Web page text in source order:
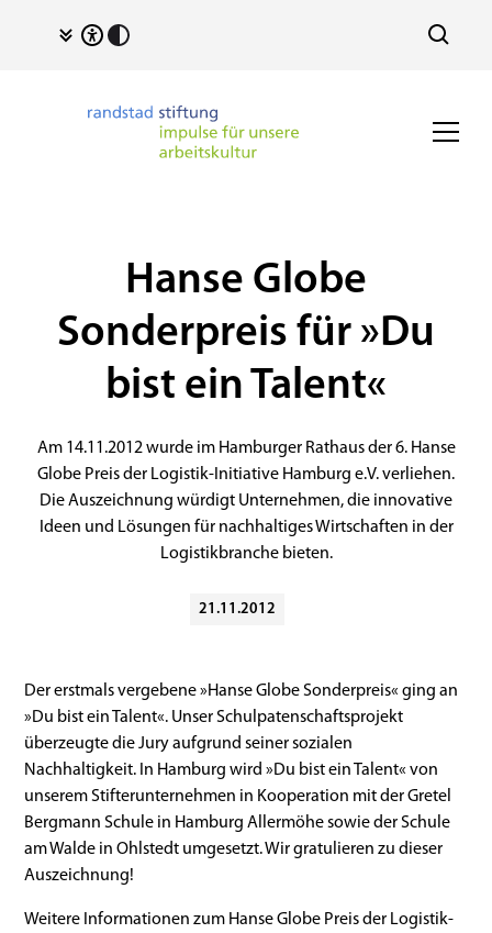
Hanse Globe
Sonderpreis für »Du
bist ein Talent«
Am 14.11.2012 wurde im Hamburger Rathaus der 6. Hanse
Globe Preis der Logistik-Initiative Hamburg e.V. verliehen.
Die Auszeichnung würdigt Unternehmen, die innovative
Ideen und Lösungen für nachhaltiges Wirtschaften in der
Logistikbranche bieten.
21 .11 .2012
Der erstmals vergebene »Hanse Globe Sonderpreis« ging an
»Du bist ein Talent«. Unser Schulpatenschaftsprojekt
überzeugte die Jury aufgrund seiner sozialen
Nachhaltigkeit. In Hamburg wird »Du bist ein Talent« von
unserem Stifterunternehmen in Kooperation mit der Gretel
Bergmann Schule in Hamburg Allermöhe sowie der Schule
am Walde in Ohlstedt umgesetzt. Wir gratulieren zu dieser
Auszeichnung!
Weitere Informationen zum Hanse Globe Preis der Logistik-